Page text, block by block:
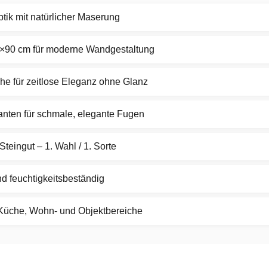
mit natürlicher Maserung
cm für moderne Wandgestaltung
für zeitlose Eleganz ohne Glanz
für schmale, elegante Fugen
– 1. Wahl / 1. Sorte
feuchtigkeitsbeständig
Wohn- und Objektbereiche